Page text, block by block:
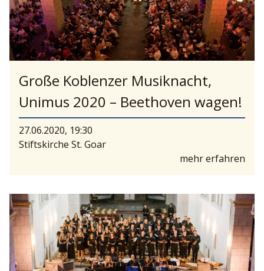
Große Koblenzer Musiknacht,
Unimus 2020 – Beethoven wagen!
27.06.2020, 19:30
Stiftskirche St. Goar
mehr erfahren